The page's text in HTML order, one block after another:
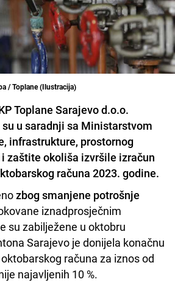
/ Toplane (Ilustracija)
Toplane Sarajevo d.o.o.
u saradnji sa Ministarstvom
infrastrukture, prostornog
zaštite okoliša izvršile izračun
računa 2023. godine.
zbog smanjene potrošnje
iznadprosječnim
su zabilježene u oktobru
Sarajevo je donijela konačnu
računa za iznos od
najavljenih 10 %.